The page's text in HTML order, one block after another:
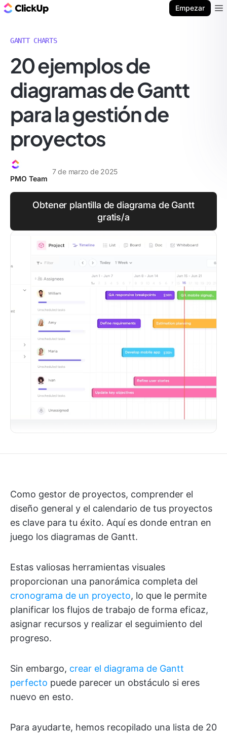
Empezar
GANTT CHARTS
20 ejemplos de
diagramas de Gantt
para la gestión de
proyectos
PMO Team
7 de marzo de 2025
Obtener plantilla de diagrama de Gantt
gratis/a
Como gestor de proyectos, comprender el
diseño general y el calendario de tus proyectos
es clave para tu éxito. Aquí es donde entran en
juego los diagramas de Gantt.
Estas valiosas herramientas visuales
proporcionan una panorámica completa del
cronograma de un proyecto, lo que le permite
planificar los flujos de trabajo de forma eficaz,
asignar recursos y realizar el seguimiento del
progreso.
Sin embargo, crear el diagrama de Gantt
perfecto puede parecer un obstáculo si eres
nuevo en esto.
Para ayudarte, hemos recopilado una lista de 20